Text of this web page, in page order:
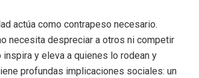
actúa como contrapeso necesario.
necesita despreciar a otros ni competir
y eleva a quienes lo rodean y
profundas implicaciones sociales: un